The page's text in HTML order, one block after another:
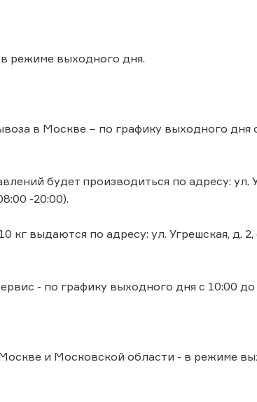
режиме выходного дня.
в Москве – по графику выходного дня
будет производиться по адресу: ул.
-20:00).
кг выдаются по адресу: ул. Угрешcкая, д. 2,
- по графику выходного дня с 10:00 до
и Московской области - в режиме